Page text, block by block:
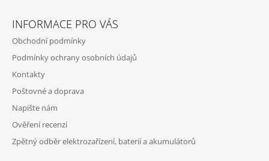
INFORMACE PRO VÁS
Obchodní podmínky
Podmínky ochrany osobních údajů
Kontakty
Poštovné a doprava
Napište nám
Ověření recenzí
Zpětný odběr elektrozařízení, baterií a akumulátorů